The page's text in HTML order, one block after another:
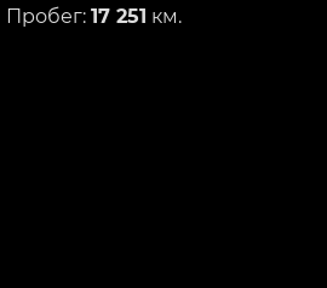
Пробег: 17 251 км.